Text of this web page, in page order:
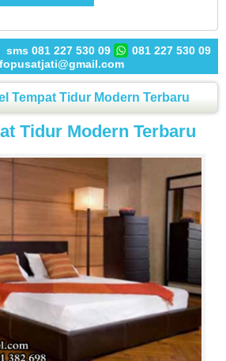
sms 081 227 530 09
081 227 530 09
Tempat Tidur Modern Terbaru
Tidur Modern Terbaru